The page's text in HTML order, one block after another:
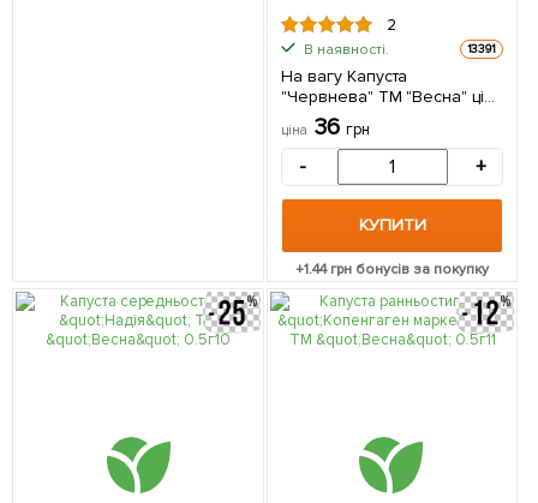
2
В наявності. 13391
На вагу Капуста
"Червнева" ТМ "Весна" ціна
за 4г
ціна 36 грн
- +
КУПИТИ
+1.44грн бонусів за покупку